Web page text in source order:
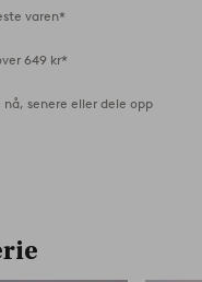
varen*
649 kr*
nå, senere eller dele opp